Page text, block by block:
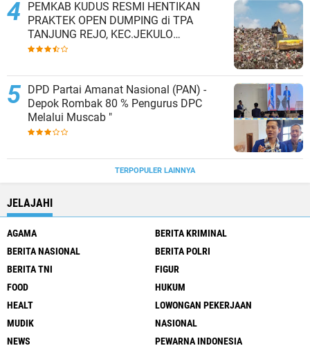
PEMKAB KUDUS RESMI HENTIKAN
PRAKTEK OPEN DUMPING di TPA
TANJUNG REJO, KEC.JEKULO
KAB.KUDUS,BERLAKUKAN SISTEM
DPD Partai Amanat Nasional (PAN) -
Depok Rombak 80 % Pengurus DPC
Melalui Muscab "
TERPOPULER LAINNYA
JELAJAHI
AGAMA
BERITA KRIMINAL
BERITA NASIONAL
BERITA POLRI
BERITA TNI
FIGUR
FOOD
HUKUM
HEALT
LOWONGAN PEKERJAAN
MUDIK
NASIONAL
NEWS
PEWARNA INDONESIA